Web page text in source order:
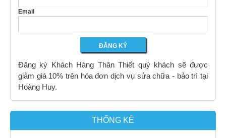
Email
Đăng ký Khách Hàng Thân Thiết quý khách sẽ được
giảm giá 10% trên hóa đơn dịch vụ sửa chữa - bảo trì tại
Hoàng Huy.
THỐNG KÊ